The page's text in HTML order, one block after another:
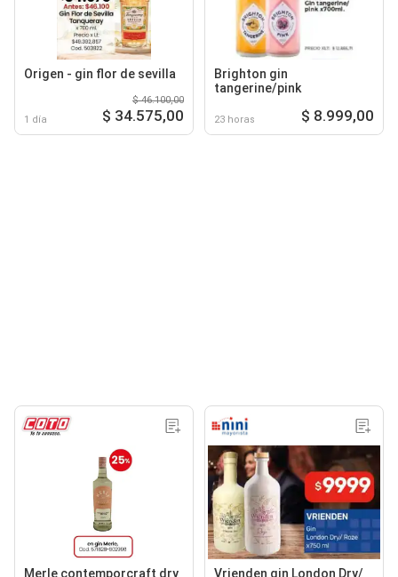
Origen - gin flor de sevilla
1 día
$ 46.100,00
$ 34.575,00
Brighton gin
tangerine/pink
23 horas $ 8.999,00
Merle contemporcraft dry Vrienden gin London Dry/